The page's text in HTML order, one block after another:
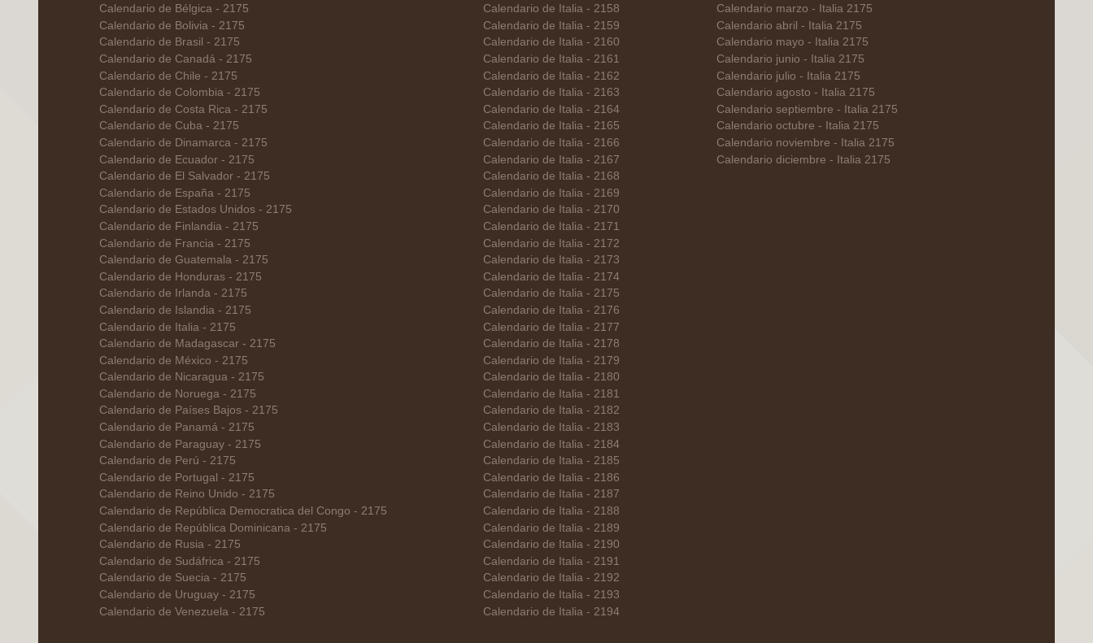
Calendario de Bélgica - 2175
Calendario de Bolivia - 2175
Calendario de Brasil - 2175
Calendario de Canadá - 2175
Calendario de Chile - 2175
Calendario de Colombia - 2175
Calendario de Costa Rica - 2175
Calendario de Cuba - 2175
Calendario de Dinamarca - 2175
Calendario de Ecuador - 2175
Calendario de El Salvador - 2175
Calendario de España - 2175
Calendario de Estados Unidos - 2175
Calendario de Finlandia - 2175
Calendario de Francia - 2175
Calendario de Guatemala - 2175
Calendario de Honduras - 2175
Calendario de Irlanda - 2175
Calendario de Islandia - 2175
Calendario de Italia - 2175
Calendario de Madagascar - 2175
Calendario de México - 2175
Calendario de Nicaragua - 2175
Calendario de Noruega - 2175
Calendario de Países Bajos - 2175
Calendario de Panamá - 2175
Calendario de Paraguay - 2175
Calendario de Perú - 2175
Calendario de Portugal - 2175
Calendario de Reino Unido - 2175
Calendario de República Democratica del Congo - 2175
Calendario de República Dominicana - 2175
Calendario de Rusia - 2175
Calendario de Sudáfrica - 2175
Calendario de Suecia - 2175
Calendario de Uruguay - 2175
Calendario de Venezuela - 2175
Calendario de Italia - 2158
Calendario de Italia - 2159
Calendario de Italia - 2160
Calendario de Italia - 2161
Calendario de Italia - 2162
Calendario de Italia - 2163
Calendario de Italia - 2164
Calendario de Italia - 2165
Calendario de Italia - 2166
Calendario de Italia - 2167
Calendario de Italia - 2168
Calendario de Italia - 2169
Calendario de Italia - 2170
Calendario de Italia - 2171
Calendario de Italia - 2172
Calendario de Italia - 2173
Calendario de Italia - 2174
Calendario de Italia - 2175
Calendario de Italia - 2176
Calendario de Italia - 2177
Calendario de Italia - 2178
Calendario de Italia - 2179
Calendario de Italia - 2180
Calendario de Italia - 2181
Calendario de Italia - 2182
Calendario de Italia - 2183
Calendario de Italia - 2184
Calendario de Italia - 2185
Calendario de Italia - 2186
Calendario de Italia - 2187
Calendario de Italia - 2188
Calendario de Italia - 2189
Calendario de Italia - 2190
Calendario de Italia - 2191
Calendario de Italia - 2192
Calendario de Italia - 2193
Calendario de Italia - 2194
Calendario marzo - Italia 2175
Calendario abril - Italia 2175
Calendario mayo - Italia 2175
Calendario junio - Italia 2175
Calendario julio - Italia 2175
Calendario agosto - Italia 2175
Calendario septiembre - Italia 2175
Calendario octubre - Italia 2175
Calendario noviembre - Italia 2175
Calendario diciembre - Italia 2175